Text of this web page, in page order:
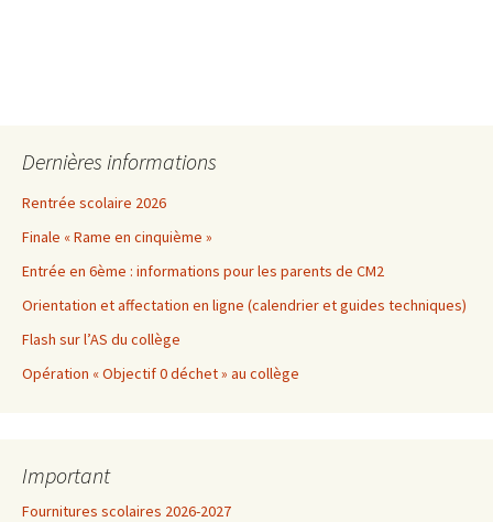
Dernières informations
Rentrée scolaire 2026
Finale « Rame en cinquième »
Entrée en 6ème : informations pour les parents de CM2
Orientation et affectation en ligne (calendrier et guides techniques)
Flash sur l’AS du collège
Opération « Objectif 0 déchet » au collège
Important
Fournitures scolaires 2026-2027